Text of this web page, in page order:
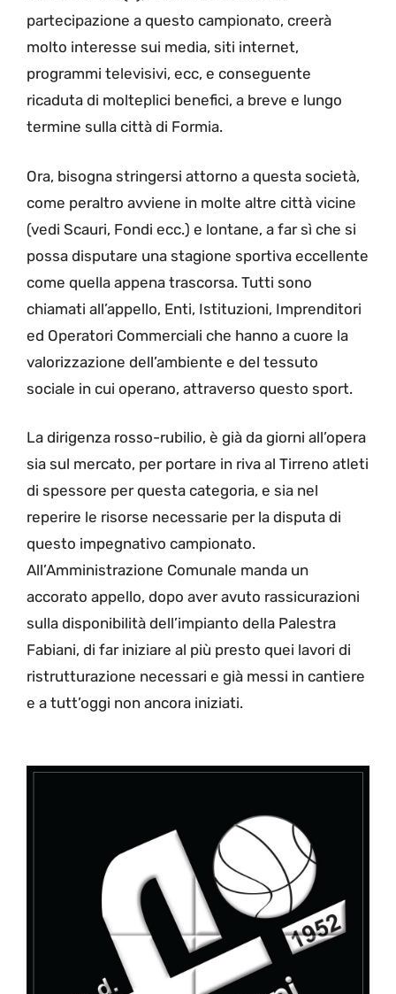
partecipazione a questo campionato, creerà
molto interesse sui media, siti internet,
programmi televisivi, ecc, e conseguente
ricaduta di molteplici benefici, a breve e lungo
termine sulla città di Formia.
Ora, bisogna stringersi attorno a questa società,
come peraltro avviene in molte altre città vicine
(vedi Scauri, Fondi ecc.) e lontane, a far sì che si
possa disputare una stagione sportiva eccellente
come quella appena trascorsa. Tutti sono
chiamati all’appello, Enti, Istituzioni, Imprenditori
ed Operatori Commerciali che hanno a cuore la
valorizzazione dell’ambiente e del tessuto
sociale in cui operano, attraverso questo sport.
La dirigenza rosso-rubilio, è già da giorni all’opera
sia sul mercato, per portare in riva al Tirreno atleti
di spessore per questa categoria, e sia nel
reperire le risorse necessarie per la disputa di
questo impegnativo campionato.
All’Amministrazione Comunale manda un
accorato appello, dopo aver avuto rassicurazioni
sulla disponibilità dell’impianto della Palestra
Fabiani, di far iniziare al più presto quei lavori di
ristrutturazione necessari e già messi in cantiere
e a tutt’oggi non ancora iniziati.